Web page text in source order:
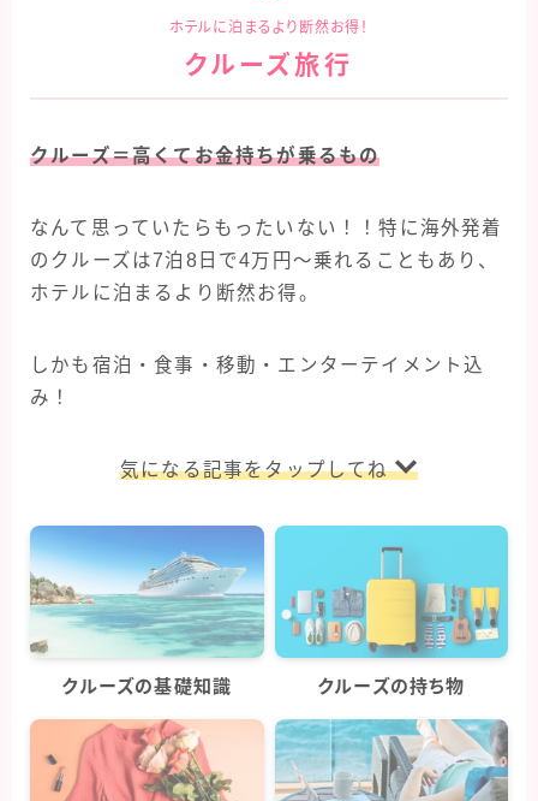
ホテルに泊まるより断然お得！
クルーズ旅行
クルーズ＝高くてお金持ちが乗るもの
なんて思っていたらもったいない！！特に海外発着
のクルーズは7泊8日で4万円〜乗れることもあり、
ホテルに泊まるより断然お得。
しかも宿泊・食事・移動・エンターテイメント込
み！
気になる記事をタップしてね
クルーズの基礎知識 クルーズの持ち物